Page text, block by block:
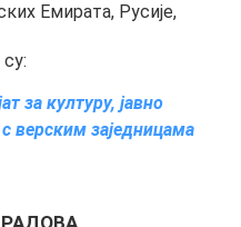
Емирата, Русије,
за културу, јавно
верским заједницама